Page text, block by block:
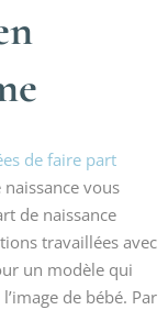
de faire part
naissance vous
de naissance
travaillées avec
un modèle qui
de bébé. Par